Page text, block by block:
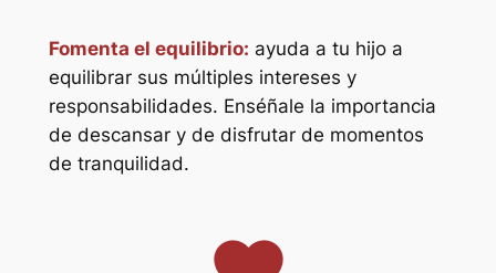
Fomenta el equilibrio: ayuda a tu hijo a
equilibrar sus múltiples intereses y
responsabilidades. Enséñale la importancia
de descansar y de disfrutar de momentos
de tranquilidad.